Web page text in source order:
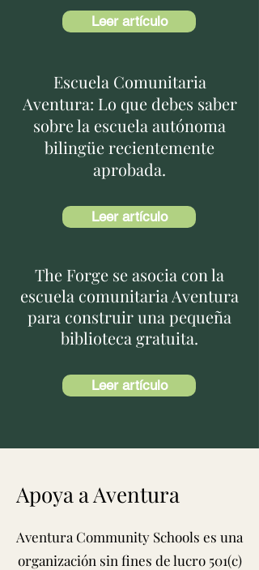
Leer artículo
Escuela Comunitaria
Aventura: Lo que debes saber
sobre la escuela autónoma
bilingüe recientemente
aprobada.
Leer artículo
The Forge se asocia con la
escuela comunitaria Aventura
para construir una pequeña
biblioteca gratuita.
Leer artículo
Apoya a Aventura
Aventura Community Schools es una
organización sin fines de lucro 501(c)